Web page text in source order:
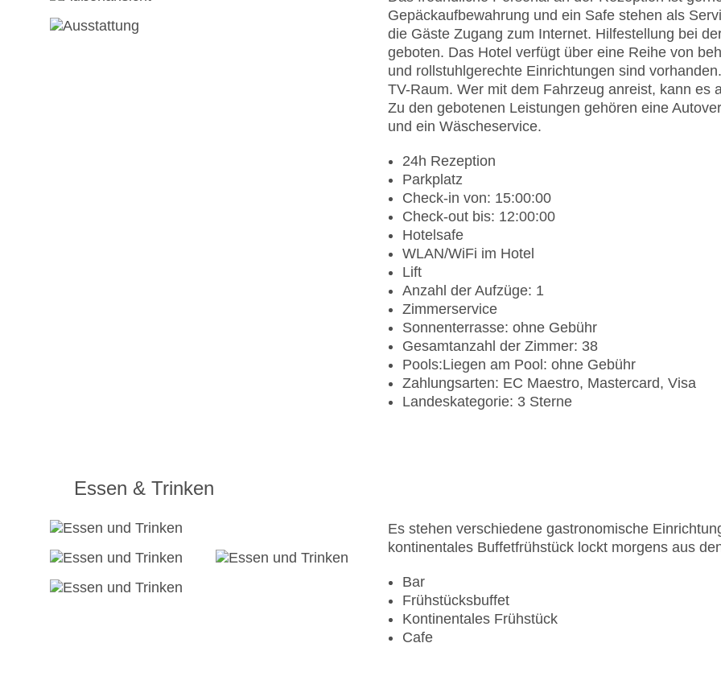
Gepäckaufbewahrung und ein Safe stehen als
die Gäste Zugang zum Internet. Hilfestellung bei
geboten. Das Hotel verfügt über eine Reihe von
und rollstuhlgerechte Einrichtungen sind
TV-Raum. Wer mit dem Fahrzeug anreist, kann es
Zu den gebotenen Leistungen gehören eine
und ein Wäscheservice.
24h Rezeption
Parkplatz
Check-in von: 15:00:00
Check-out bis: 12:00:00
Hotelsafe
WLAN/WiFi im Hotel
Lift
Anzahl der Aufzüge: 1
Zimmerservice
Sonnenterrasse: ohne Gebühr
Gesamtanzahl der Zimmer: 38
Pools:Liegen am Pool: ohne Gebühr
Zahlungsarten: EC Maestro, Mastercard, Visa
Landeskategorie: 3 Sterne
Essen & Trinken
Es stehen verschiedene gastronomische
kontinentales Buffetfrühstück lockt morgens aus
Bar
Frühstücksbuffet
Kontinentales Frühstück
Cafe